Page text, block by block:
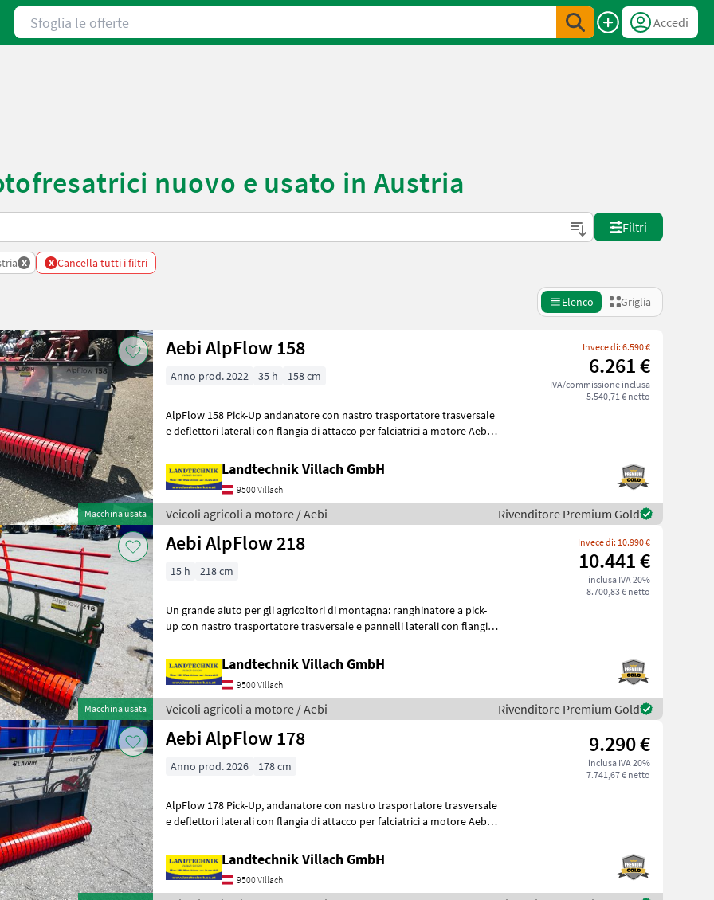
Sfoglia le offerte
Accedi
nuovo e usato in Austria
Filtri
x x Cancella tutti i filtri
Elenco Griglia
Macchina usata
Aebi AlpFlow 158 Invece di: 6.590 €
6.261 €
IVA/commissione inclusa
5.540,71 € netto
Anno prod. 2022 35 h 158 cm
AlpFlow 158 Pick-Up andanatore con nastro trasportatore trasversale
e deflettori laterali con flangia di attacco per falciatrici a motore Aebi,
Landtechnik Villach GmbH
9500 Villach
Veicoli agricoli a motore / Aebi Rivenditore Premium Gold
Macchina usata
Aebi AlpFlow 218 Invece di: 10.990 €
10.441 €
inclusa IVA 20%
8.700,83 € netto
15 h 218 cm
Un grande aiuto per gli agricoltori di montagna: ranghinatore a pick-
up con nastro trasportatore trasversale e pannelli laterali con flangia
Landtechnik Villach GmbH
9500 Villach
Veicoli agricoli a motore / Aebi Rivenditore Premium Gold
Aebi AlpFlow 178 9.290 €
inclusa IVA 20%
7.741,67 € netto
Anno prod. 2026 178 cm
AlpFlow 178 Pick-Up, andanatore con nastro trasportatore trasversale
e deflettori laterali con flangia di attacco per falciatrici a motore Aebi,
Landtechnik Villach GmbH
9500 Villach